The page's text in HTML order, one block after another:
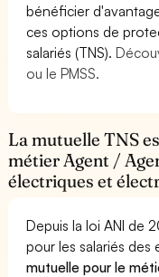
bénéficier
ces options de
salariés (TNS).
ou le PMSS.
La mutuelle TNS
métier Agent /
électriques et
Depuis la loi ANI de
pour les salariés des
mutuelle pour le